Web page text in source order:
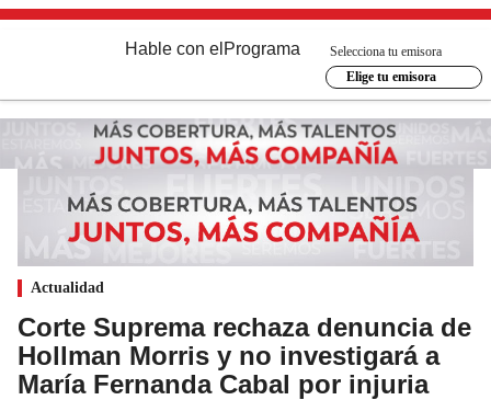
Hable con el Programa
Selecciona tu emisora
Elige tu emisora
Actualidad
Corte Suprema rechaza denuncia de
Hollman Morris y no investigará a
María Fernanda Cabal por injuria